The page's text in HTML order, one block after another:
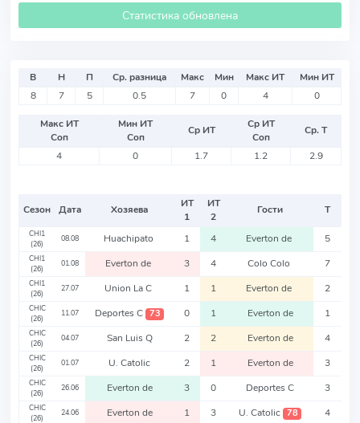
Статистика обновлена
В Н П Ср. разница Макс Мин Макс ИТ
Мин ИТ
8
7 5 0.5 7 0 4 0
Макс ИТ
Соп
Мин ИТ
Соп
Ср ИТ
Ср ИТ
Соп
Ср. Т
4
0 1.7 1.2 2.9
Сезон Дата Хозяева
ИТ
1
ИТ
2
Гости Т
CHI1
(26)
08.08 Huachipato 1 4 Everton de 5
CHI1
(26)
01.08 Everton de 3 4 Colo Colo 7
CHI1
(26)
27.07 Union La C 1 1 Everton de 2
CHIC
(26)
11.07 Deportes C 73 0 1 Everton de 1
CHIC
(26)
04.07 San Luis Q 2 2 Everton de 4
CHIC
(26)
01.07 U. Catolic 2 1 Everton de 3
CHIC
(26)
26.06 Everton de 3 0 Deportes C 3
CHIC
(26)
24.06 Everton de 1 3 U. Catolic 78 4